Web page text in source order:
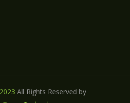
All Rights Reserved by